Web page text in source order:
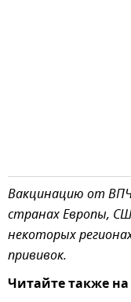
Вакцинацию от
странах Европы,
некоторых
прививок.
Читайте также